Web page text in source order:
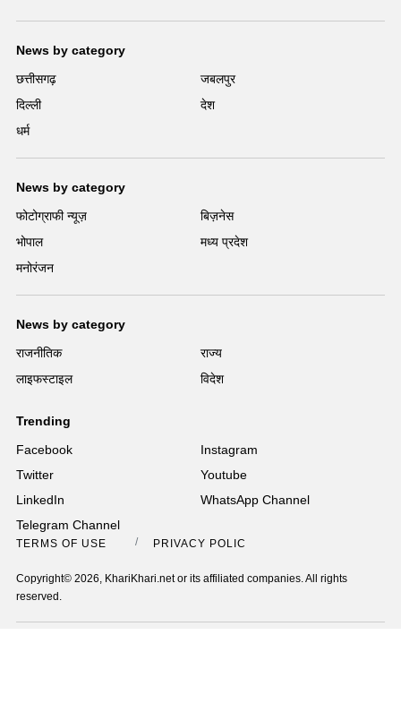
News by category
छत्तीसगढ़
जबलपुर
दिल्ली
देश
धर्म
News by category
फोटोग्राफी न्यूज़
बिज़नेस
भोपाल
मध्य प्रदेश
मनोरंजन
News by category
राजनीतिक
राज्य
लाइफस्टाइल
विदेश
Trending
Facebook
Instagram
Twitter
Youtube
LinkedIn
WhatsApp Channel
Telegram Channel
TERMS OF USE PRIVACY POLICY
Copyright© 2026, KhariKhari.net or its affiliated companies. All rights
reserved.